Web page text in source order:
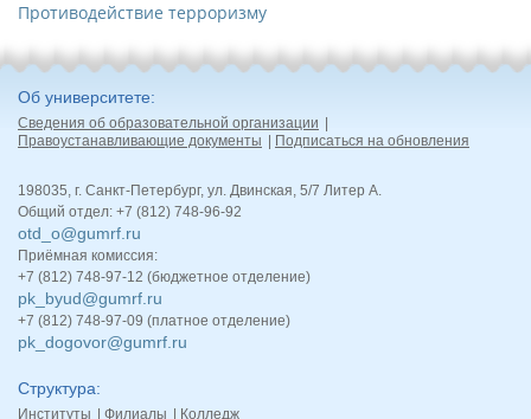
Противодействие терроризму
Об университете
Сведения об образовательной организации
Правоустанавливающие документы
Подписаться на обновления
198035, г. Санкт-Петербург, ул. Двинская, 5/7 Литер А.
Общий отдел: +7 (812) 748-96-92
otd_o@gumrf.ru
Приёмная комиссия:
+7 (812) 748-97-12 (бюджетное отделение)
pk_byud@gumrf.ru
+7 (812) 748-97-09 (платное отделение)
pk_dogovor@gumrf.ru
Структура
Институты Филиалы Колледж